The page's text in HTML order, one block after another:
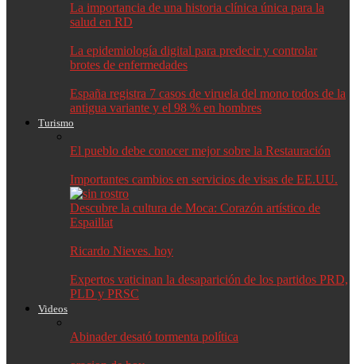
La importancia de una historia clínica única para la
salud en RD
La epidemiología digital para predecir y controlar
brotes de enfermedades
España registra 7 casos de viruela del mono todos de la
antigua variante y el 98 % en hombres
Turismo
El pueblo debe conocer mejor sobre la Restauración
Importantes cambios en servicios de visas de EE.UU.
Descubre la cultura de Moca: Corazón artístico de
Espaillat
Ricardo Nieves. hoy
Expertos vaticinan la desaparición de los partidos PRD,
PLD y PRSC
Videos
Abinader desató tormenta política